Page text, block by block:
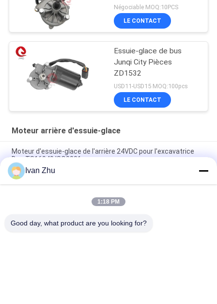
et élevé pour le camion
résistant
Négociable MOQ:10PCS
LE CONTACT
Essuie-glace de bus
Junqi City Pièces
ZD1532
USD11-USD15 MOQ:100pcs
LE CONTACT
Moteur arrière d'essuie-glace
Moteur d'essuie-glace de l'arrière 24VDC pour l'excavatrice
Bus TS16949 ISO9001
Basse T/MN 12V 24VDC vitesse du haut du couple 70w
d'essuie-glace moteur marin
moteur d'essuie-glace d'arrière de 12V 24VDC pour
Ivan Zhu
1:18 PM
Good day, what product are you looking for?